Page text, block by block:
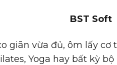
giãn vừa đủ, ôm lấy
Yoga hay bất kỳ bộ